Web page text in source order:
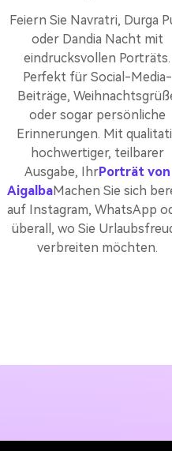
Feiern Sie Navratri, Durga
oder Dandia Nacht mit
eindrucksvollen Porträts.
Perfekt für Social-Media-
Beiträge,
oder sogar persönliche
Erinnerungen. Mit
hochwertiger, teilbarer
Ausgabe, IhrPorträt von
AigalbaMachen Sie sich
auf Instagram, WhatsApp
überall, wo Sie
verbreiten möchten.